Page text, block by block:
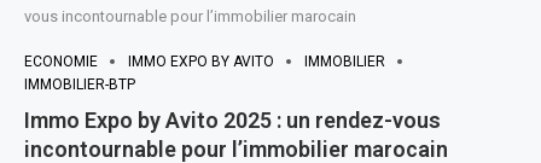
vous incontournable pour l’immobilier marocain
ECONOMIE IMMO EXPO BY AVITO
IMMOBILIER
IMMOBILIER-BTP
Immo Expo by Avito 2025 : un rendez-vous
incontournable pour l’immobilier marocain